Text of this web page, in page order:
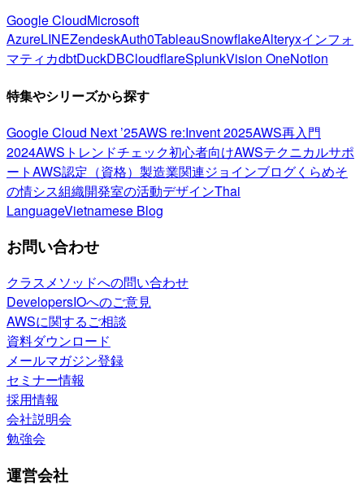
Google CloudMicrosoft
AzureLINEZendeskAuth0TableauSnowflakeAlteryxインフォ
マティカdbtDuckDBCloudflareSplunkVision OneNotion
特集やシリーズから探す
Google Cloud Next ’25AWS re:Invent 2025AWS再入門
2024AWSトレンドチェック初心者向けAWSテクニカルサポ
ートAWS認定（資格） 製造業関連ジョインブログくらめそ
の情シス組織開発室の活動デザインThai
LanguageVietnamese Blog
お問い合わせ
クラスメソッドへの問い合わせ
DevelopersIOへのご意見
AWSに関するご相談
資料ダウンロード
メールマガジン登録
セミナー情報
採用情報
会社説明会
勉強会
運営会社